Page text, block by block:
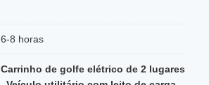
6-8 horas
Carrinho de golfe elétrico de 2 lugares